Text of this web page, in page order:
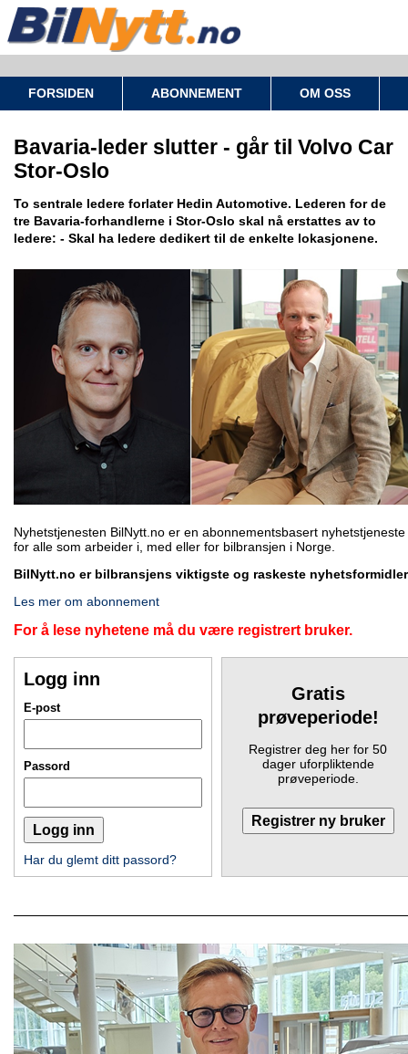
FORSIDEN ABONNEMENT OM OSS
Bavaria-leder slutter - går til Volvo Car
Stor-Oslo
To sentrale ledere forlater Hedin Automotive. Lederen for de
tre Bavaria-forhandlerne i Stor-Oslo skal nå erstattes av to
ledere: - Skal ha ledere dedikert til de enkelte lokasjonene.
Nyhetstjenesten BilNytt.no er en abonnementsbasert nyhetstjeneste
for alle som arbeider i, med eller for bilbransjen i Norge.
BilNytt.no er bilbransjens viktigste og raskeste
Les mer om abonnement
For å lese nyhetene må du være registrert bruker.
Logg inn
E-post
Passord
Har du glemt ditt passord?
Gratis
prøveperiode!
Registrer deg her for 50
dager uforpliktende
prøveperiode.